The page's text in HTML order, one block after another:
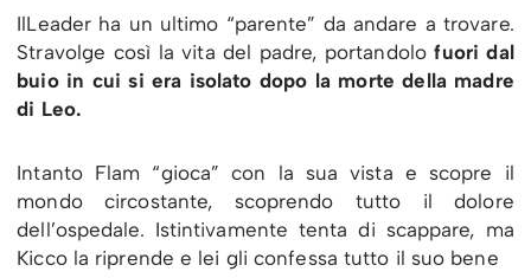
IlLeader ha un ultimo “parente” da andare a trovare.
Stravolge così la vita del padre, portandolofuori dal
buio in cui si era isolato dopo la morte della madre
di Leo.
Intanto Flam “gioca” con la sua vista e scopre il
mondo circostante, scoprendo tutto il dolore
dell’ospedale. Istintivamente tenta di scappare, ma
Kicco la riprende e lei gli confessa tutto il suo bene